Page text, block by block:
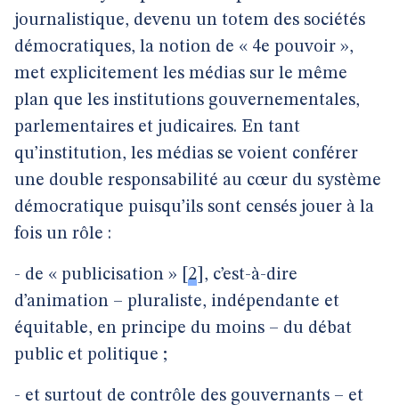
journalistique, devenu un totem des sociétés
démocratiques, la notion de « 4e pouvoir »,
met explicitement les médias sur le même
plan que les institutions gouvernementales,
parlementaires et judicaires. En tant
qu’institution, les médias se voient conférer
une double responsabilité au cœur du système
démocratique puisqu’ils sont censés jouer à la
fois un rôle :
- de « publicisation » 2 , c’est-à-dire
d’animation – pluraliste, indépendante et
équitable, en principe du moins – du débat
public et politique ;
- et surtout de contrôle des gouvernants – et